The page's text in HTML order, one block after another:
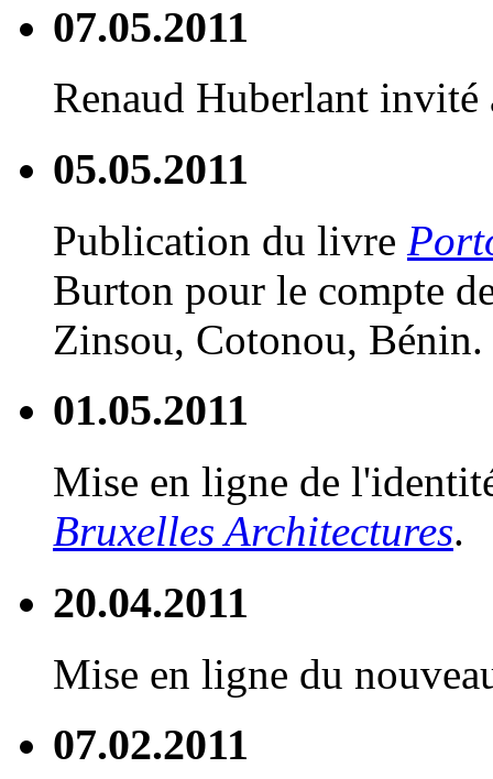
07.05.2011
Renaud Huberlant invité
05.05.2011
Publication du livre
Burton pour le compte
Zinsou, Cotonou, Bénin.
01.05.2011
Mise en ligne de
Bruxelles Architectures.
20.04.2011
Mise en ligne du
07.02.2011